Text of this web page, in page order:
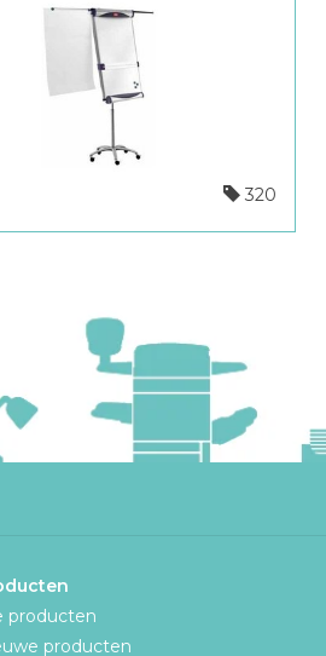
320
producten
producten